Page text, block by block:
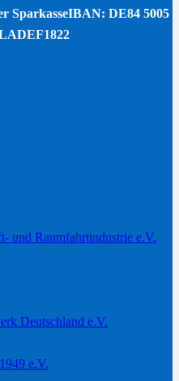
SparkasseIBAN: DE84 5005
und Raumfahrtindustrie e.V.
Deutschland e.V.
e.V.